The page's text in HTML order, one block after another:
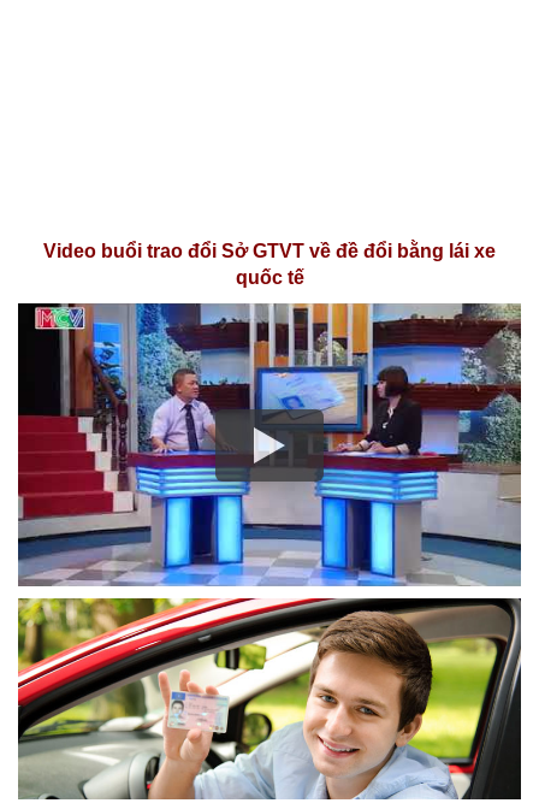
Video buổi trao đổi Sở GTVT về đề đổi bằng lái xe
quốc tế